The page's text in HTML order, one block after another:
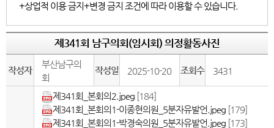
+상업적 이용 금지+변경 금지 조건에 따라 이용할 수 있습니다.
제341회 남구의회(임시회) 의정활동사진
작성자
부산남구의
회
작성일 2025-10-20 조회수 3431
제341회_본회의2.jpeg [184]
제341회_본회의1-이종현의원_5분자유발언.jpeg [179]
제341회_본회의1-박경숙의원_5분자유발언.jpeg [173]